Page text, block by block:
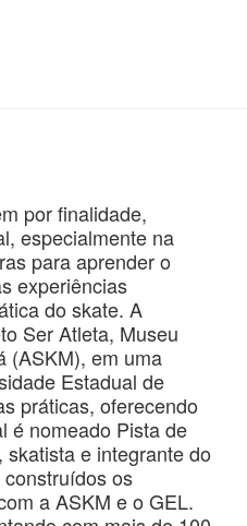
por finalidade,
especialmente na
para aprender o
experiências
do skate. A
Ser Atleta, Museu
(ASKM), em uma
Estadual de
práticas, oferecendo
é nomeado Pista de
e integrante do
os
a ASKM e o GEL.